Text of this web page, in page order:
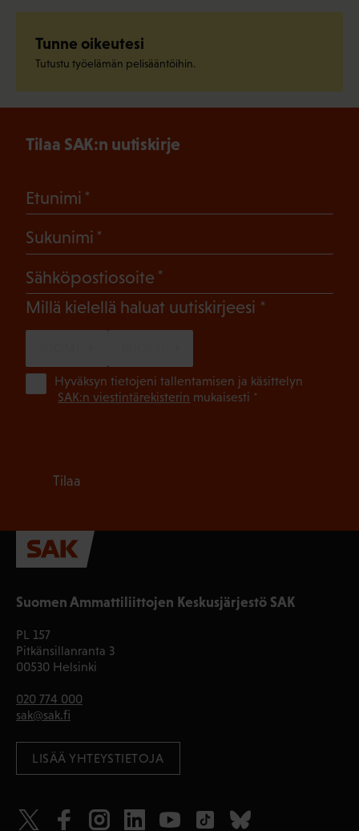
Tunne oikeutesi
Tutustu työelämän pelisääntöihin.
Suomen Ammattiliittojen Keskusjärjestö SAK
PL 157
Pitkänsillanranta 3
00530 Helsinki
020 774 000
sak@sak.fi
LISÄÄ YHTEYSTIETOJA
Tilaa SAK:n uutiskirje
Etunimi
Sukunimi
Sähköpostiosoite
Millä kielellä haluat uutiskirjeesi (Pakollinen)
Hyväksyn tietojeni tallentamisen ja käsittelyn
SAK:n viestintärekisterin mukaisesti *
Tilaa